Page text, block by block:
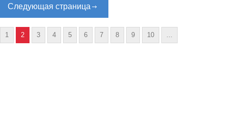
Следующая страница
1 2 3 4 5 6 7 8 9 10 ...